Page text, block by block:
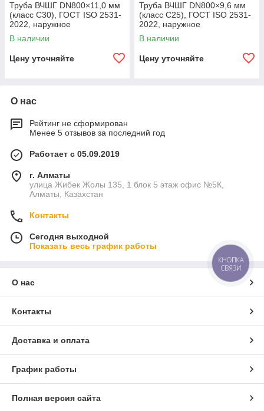
Труба ВЧШГ DN800×11,0 мм
(класс C30), ГОСТ ISO 2531-
2022, наружное
полиуретановое покрытие,
внутреннее цементно-
В наличии
Цену уточняйте
Труба ВЧШГ DN800×9,6 мм
(класс C25), ГОСТ ISO 2531-
2022, наружное
полиуретановое покрытие,
внутреннее цементно-
В наличии
Цену уточняйте
О нас
Рейтинг не сформирован
Менее 5 отзывов за последний год
Работает с 05.09.2019
г. Алматы
улица Жибек Жолы 135, 1 блок 5 этаж офис №5К,
Алматы, Казахстан
Контакты
Сегодня выходной
Показать весь график работы
О нас
Контакты
Доставка и оплата
График работы
Полная версия сайта
КНОПКА
СВЯЗИ